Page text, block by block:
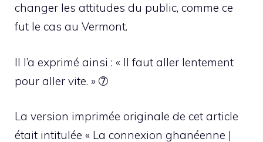
changer les attitudes du public, comme ce
fut le cas au Vermont.
Il l’a exprimé ainsi : « Il faut aller lentement
pour aller vite. » ➆
La version imprimée originale de cet article
était intitulée « La connexion ghanéenne |